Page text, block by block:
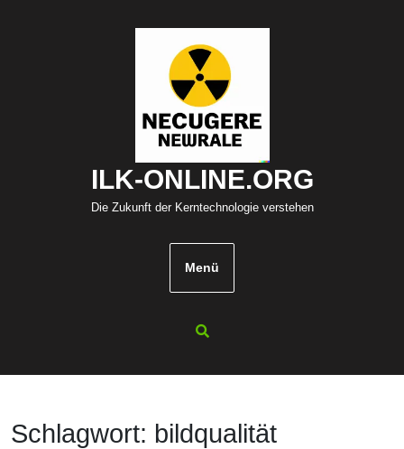
ILK-ONLINE.ORG
Die Zukunft der Kerntechnologie verstehen
Menü
Schlagwort: bildqualität